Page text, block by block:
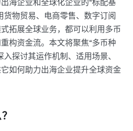
货物贸易、电商零售、数字订阅
拓展全球业务，都可以利用多币
构资金流。本文将聚焦“多币种
探讨其运作机制、适用场景、
如何助力出海企业提升全球资金